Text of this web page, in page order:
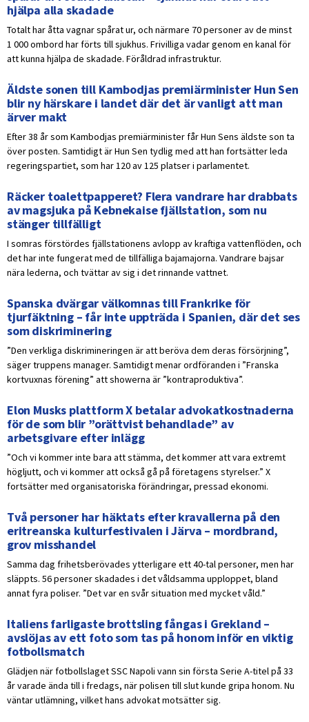
hjälpa alla skadade
Totalt har åtta vagnar spårat ur, och närmare 70 personer av de minst
1 000 ombord har förts till sjukhus. Frivilliga vadar genom en kanal för
att kunna hjälpa de skadade. Föråldrad infrastruktur.
Äldste sonen till Kambodjas premiärminister Hun Sen
blir ny härskare i landet där det är vanligt att man
ärver makt
Efter 38 år som Kambodjas premiärminister får Hun Sens äldste son ta
över posten. Samtidigt är Hun Sen tydlig med att han fortsätter leda
regeringspartiet, som har 120 av 125 platser i parlamentet.
Räcker toalettpapperet? Flera vandrare har drabbats
av magsjuka på Kebnekaise fjällstation, som nu
stänger tillfälligt
I somras förstördes fjällstationens avlopp av kraftiga vattenflöden, och
det har inte fungerat med de tillfälliga bajamajorna. Vandrare bajsar
nära lederna, och tvättar av sig i det rinnande vattnet.
Spanska dvärgar välkomnas till Frankrike för
tjurfäktning – får inte uppträda i Spanien, där det ses
som diskriminering
”Den verkliga diskrimineringen är att beröva dem deras försörjning”,
säger truppens manager. Samtidigt menar ordföranden i ”Franska
kortvuxnas förening” att showerna är ”kontraproduktiva”.
Elon Musks plattform X betalar advokatkostnaderna
för de som blir ”orättvist behandlade” av
arbetsgivare efter inlägg
”Och vi kommer inte bara att stämma, det kommer att vara extremt
högljutt, och vi kommer att också gå på företagens styrelser.” X
fortsätter med organisatoriska förändringar, pressad ekonomi.
Två personer har häktats efter kravallerna på den
eritreanska kulturfestivalen i Järva – mordbrand,
grov misshandel
Samma dag frihetsberövades ytterligare ett 40-tal personer, men har
släppts. 56 personer skadades i det våldsamma upploppet, bland
annat fyra poliser. ”Det var en svår situation med mycket våld.”
Italiens farligaste brottsling fångas i Grekland –
avslöjas av ett foto som tas på honom inför en viktig
fotbollsmatch
Glädjen när fotbollslaget SSC Napoli vann sin första Serie A-titel på 33
år varade ända till i fredags, när polisen till slut kunde gripa honom. Nu
väntar utlämning, vilket hans advokat motsätter sig.